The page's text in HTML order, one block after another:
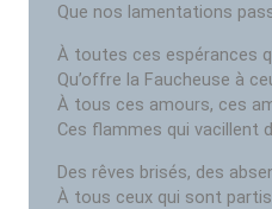
Que nos lamentations
À toutes ces espérances
Qu’offre la Faucheuse à
À tous ces amours, ces
Ces flammes qui vacillent
Des rêves brisés, des
À tous ceux qui sont